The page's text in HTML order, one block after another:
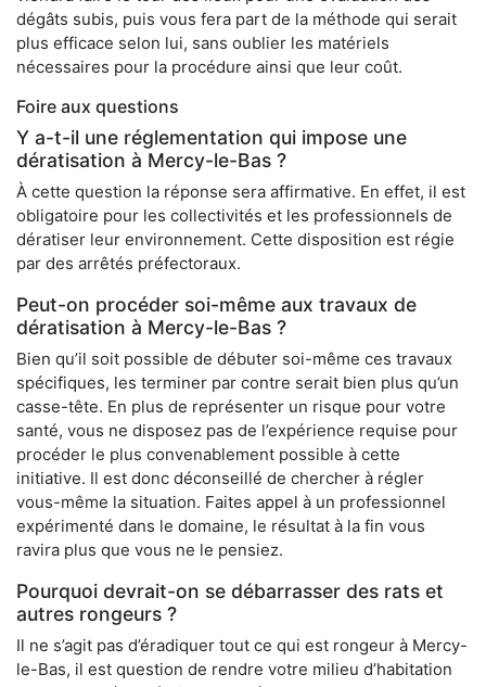
dégâts subis, puis vous fera part de la méthode qui serait
plus efficace selon lui, sans oublier les matériels
nécessaires pour la procédure ainsi que leur coût.
Foire aux questions
Y a-t-il une réglementation qui impose une
dératisation à Mercy-le-Bas ?
À cette question la réponse sera affirmative. En effet, il est
obligatoire pour les collectivités et les professionnels de
dératiser leur environnement. Cette disposition est régie
par des arrêtés préfectoraux.
Peut-on procéder soi-même aux travaux de
dératisation à Mercy-le-Bas ?
Bien qu’il soit possible de débuter soi-même ces travaux
spécifiques, les terminer par contre serait bien plus qu’un
casse-tête. En plus de représenter un risque pour votre
santé, vous ne disposez pas de l’expérience requise pour
procéder le plus convenablement possible à cette
initiative. Il est donc déconseillé de chercher à régler
vous-même la situation. Faites appel à un professionnel
expérimenté dans le domaine, le résultat à la fin vous
ravira plus que vous ne le pensiez.
Pourquoi devrait-on se débarrasser des rats et
autres rongeurs ?
Il ne s’agit pas d’éradiquer tout ce qui est rongeur à Mercy-
le-Bas, il est question de rendre votre milieu d’habitation